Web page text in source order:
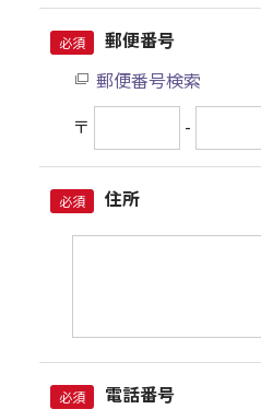
必須
郵便番号
郵便番号検索
〒
-
必須 住所
必須
電話番号